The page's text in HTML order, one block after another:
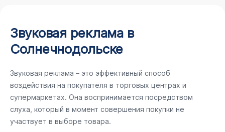
Звуковая реклама в
Солнечнодольске
Звуковая реклама – это эффективный способ
воздействия на покупателя в торговых центрах и
супермаркетах. Она воспринимается посредством
слуха, который в момент совершения покупки не
участвует в выборе товара.